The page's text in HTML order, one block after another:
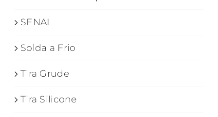
SENAI
Solda a Frio
Tira Grude
Tira Silicone